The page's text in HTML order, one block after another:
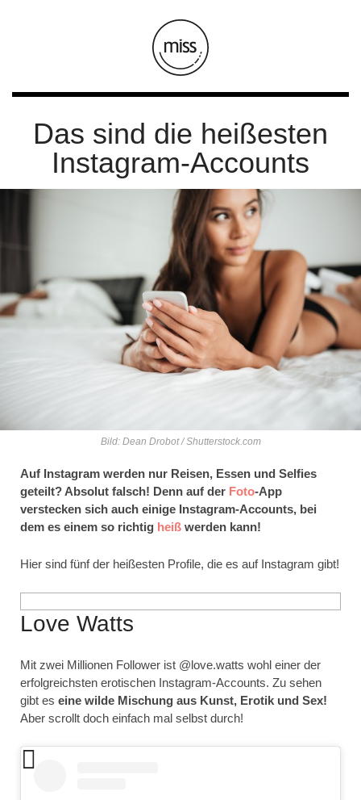
Das sind die heißesten
Instagram-Accounts
Bild: Dean Drobot / Shutterstock.com
Auf Instagram werden nur Reisen, Essen und Selfies
geteilt? Absolut falsch! Denn auf der Foto-App
verstecken sich auch einige Instagram-Accounts, bei
dem es einem so richtig heiß werden kann!
Hier sind fünf der heißesten Profile, die es auf Instagram gibt!
Love Watts
Mit zwei Millionen Follower ist @love.watts wohl einer der
erfolgreichsten erotischen Instagram-Accounts. Zu sehen
gibt es eine wilde Mischung aus Kunst, Erotik und Sex!
Aber scrollt doch einfach mal selbst durch!